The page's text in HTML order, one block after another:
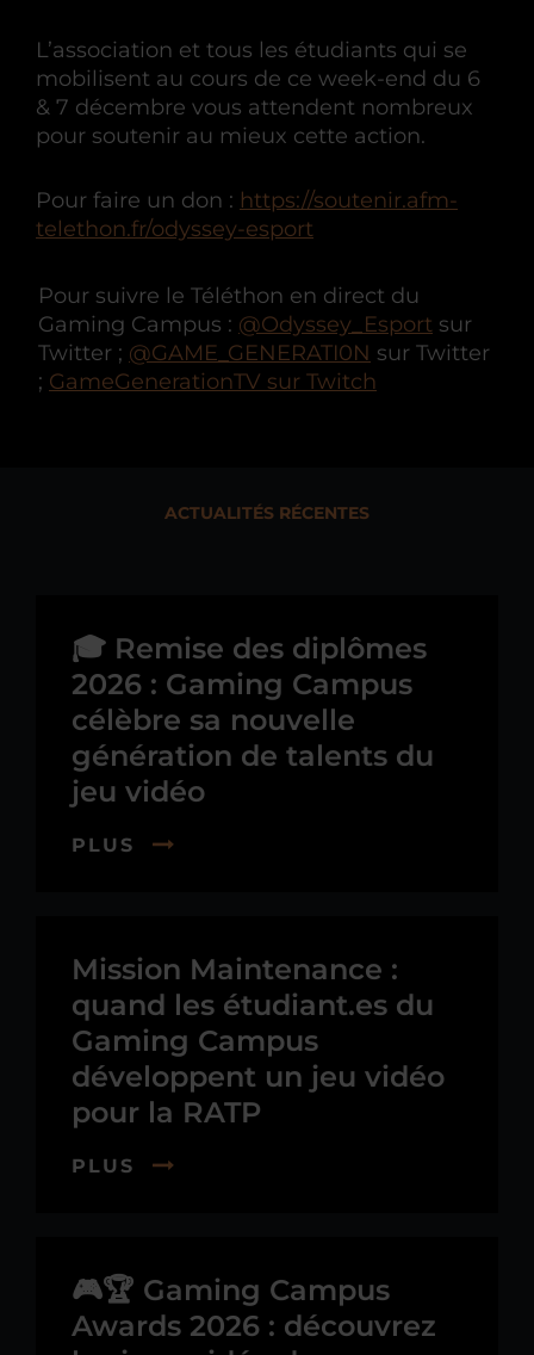
L’association et tous les étudiants qui se
mobilisent au cours de ce week-end du 6
& 7 décembre vous attendent nombreux
pour soutenir au mieux cette action.
Pour faire un don : https://soutenir.afm-
telethon.fr/odyssey-esport
Pour suivre le Téléthon en direct du
Gaming Campus : @Odyssey_Esport sur
Twitter ; @GAME_GENERATI0N sur Twitter
; GameGenerationTV sur Twitch
ACTUALITÉS RÉCENTES
🎓 Remise des diplômes
2026 : Gaming Campus
célèbre sa nouvelle
génération de talents du
jeu vidéo
PLUS
Mission Maintenance :
quand les étudiant.es du
Gaming Campus
développent un jeu vidéo
pour la RATP
PLUS
🎮🏆 Gaming Campus
Awards 2026 : découvrez